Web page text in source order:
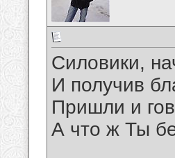
Силовики,
И получив
Пришли и
А что ж Ты